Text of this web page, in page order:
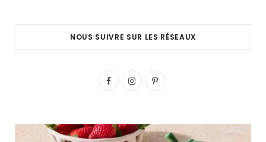
NOUS SUIVRE SUR LES RÉSEAUX
F
I
P